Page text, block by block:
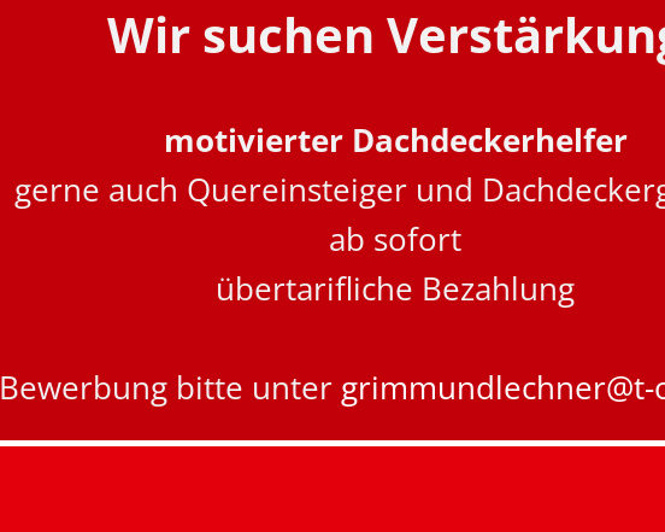
Wir suchen
motivierter Dachdeckerhelfer
gerne auch Quereinsteiger und
ab sofort
übertarifliche Bezahlung
Bewerbung bitte unter